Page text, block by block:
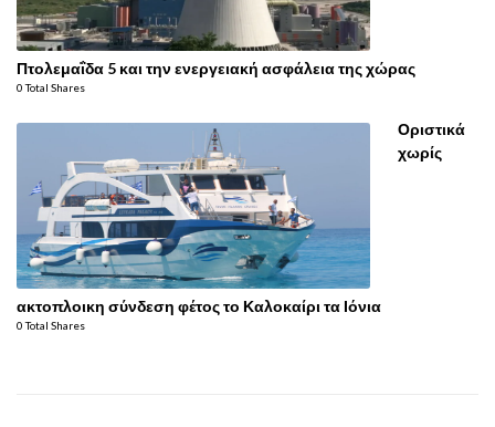
Πτολεμαΐδα 5 και την ενεργειακή ασφάλεια της χώρας
0 Total Shares
Οριστικά
χωρίς
ακτοπλοικη σύνδεση φέτος το Καλοκαίρι τα Ιόνια
0 Total Shares